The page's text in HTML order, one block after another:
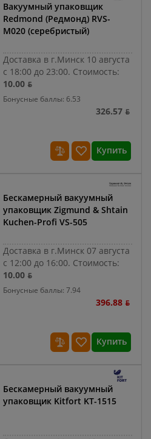
Вакуумный упаковщик
Redmond (Редмонд) RVS-
M020 (серебристый)
Доставка в г.Минск 10 августа
с 18:00 до 23:00. Стоимость:
10.00 ƃ
Бонусные баллы: 6.53
326.57 ƃ
Купить
Бескамерный вакуумный
упаковщик Zigmund & Shtain
Kuchen-Profi VS-505
Доставка в г.Минск 07 августа
с 12:00 до 16:00. Стоимость:
10.00 ƃ
Бонусные баллы: 7.94
396.88 ƃ
Купить
Бескамерный вакуумный
упаковщик Kitfort KT-1515